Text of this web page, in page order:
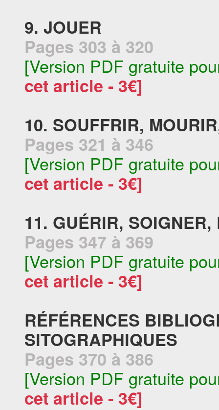
9. JOUER
Pages 303 à 320
[Version PDF gratuite
cet article - 3€]
10. SOUFFRIR,
Pages 321 à 346
[Version PDF gratuite
cet article - 3€]
11. GUÉRIR, SOIGNER,
Pages 347 à 369
[Version PDF gratuite
cet article - 3€]
RÉFÉRENCES
SITOGRAPHIQUES
Pages 370 à 386
[Version PDF gratuite
cet article - 3€]